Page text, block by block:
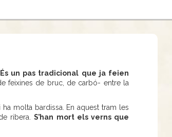
És un pas tradicional que ja feien
feixines de bruc, de carbó- entre la
molta bardissa. En aquest tram les
ribera.S’han mort els verns que